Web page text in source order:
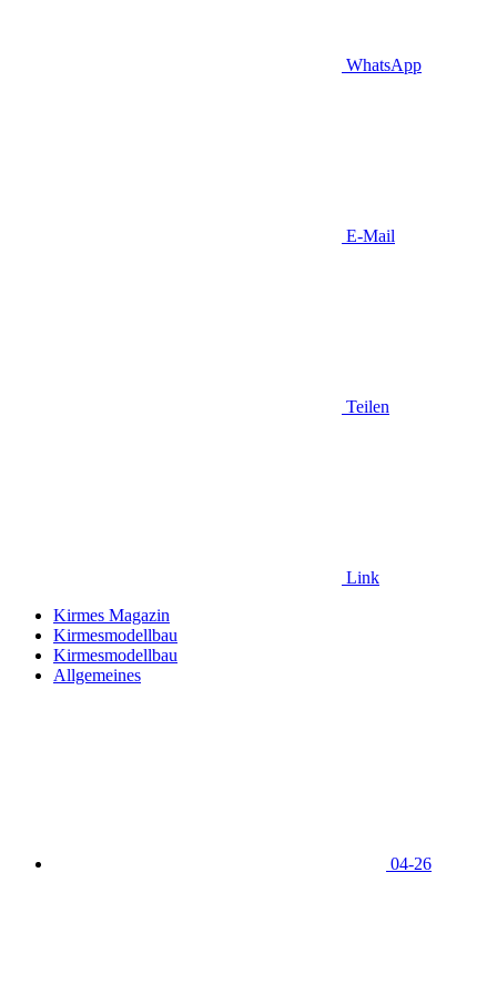
WhatsApp
E-Mail
Teilen
Link
Kirmes Magazin
Kirmesmodellbau
Kirmesmodellbau
Allgemeines
04-26